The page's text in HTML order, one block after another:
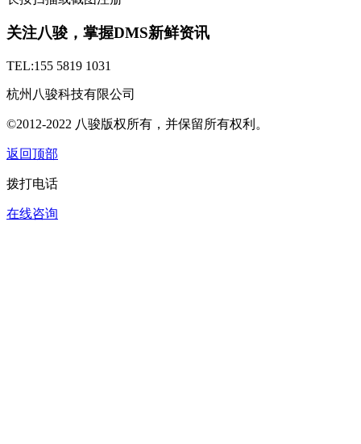
关注八骏，掌握DMS新鲜资讯
TEL:155 5819 1031
杭州八骏科技有限公司
©2012-2022 八骏版权所有，并保留所有权利。
返回顶部
拨打电话
在线咨询